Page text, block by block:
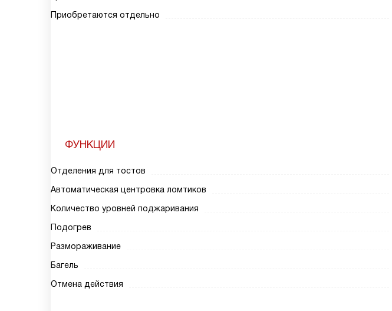
Приобретаются отдельно
ФУНКЦИИ
Отделения для тостов
Автоматическая центровка ломтиков
Количество уровней поджаривания
Подогрев
Размораживание
Багель
Отмена действия